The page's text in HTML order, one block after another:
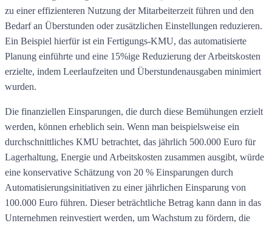
zu einer effizienteren Nutzung der Mitarbeiterzeit führen und den
Bedarf an Überstunden oder zusätzlichen Einstellungen reduzieren.
Ein Beispiel hierfür ist ein Fertigungs-KMU, das automatisierte
Planung einführte und eine 15%ige Reduzierung der Arbeitskosten
erzielte, indem Leerlaufzeiten und Überstundenausgaben minimiert
wurden.
Die finanziellen Einsparungen, die durch diese Bemühungen erzielt
werden, können erheblich sein. Wenn man beispielsweise ein
durchschnittliches KMU betrachtet, das jährlich 500.000 Euro für
Lagerhaltung, Energie und Arbeitskosten zusammen ausgibt, würde
eine konservative Schätzung von 20 % Einsparungen durch
Automatisierungsinitiativen zu einer jährlichen Einsparung von
100.000 Euro führen. Dieser beträchtliche Betrag kann dann in das
Unternehmen reinvestiert werden, um Wachstum zu fördern, die